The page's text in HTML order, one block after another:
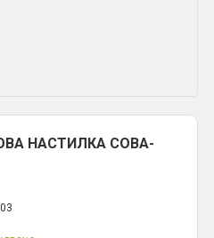
НАСТИЛКА COBA-